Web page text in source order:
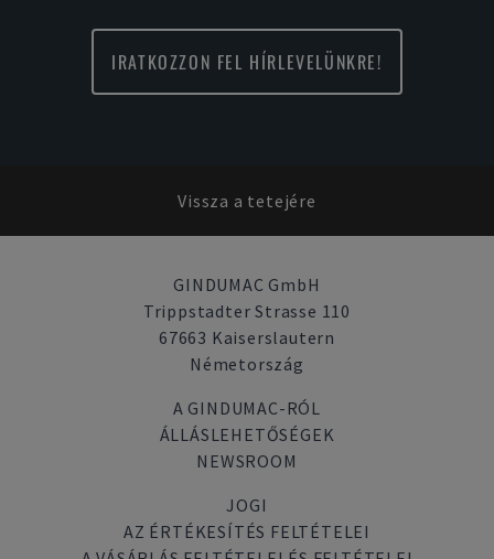
IRATKOZZON FEL HÍRLEVELÜNKRE!
Vissza a tetejére
GINDUMAC GmbH
Trippstadter Strasse 110
67663 Kaiserslautern
Németország
A GINDUMAC-RÓL
ÁLLÁSLEHETŐSÉGEK
NEWSROOM
JOGI
AZ ÉRTÉKESÍTÉS FELTÉTELEI